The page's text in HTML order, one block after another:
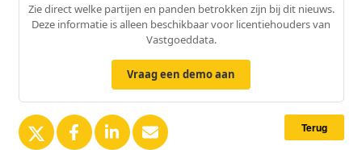
Zie direct welke partijen en panden betrokken zijn bij dit nieuws.
Deze informatie is alleen beschikbaar voor licentiehouders van
Vastgoeddata.
Vraag een demo aan
Terug